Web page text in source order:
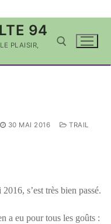
94
PLAISIR,
30 MAI 2016
TRAIL
s’est très bien passé.
a eu pour tous les goûts :